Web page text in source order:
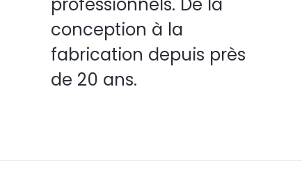
conception à la
fabrication depuis près
de 20 ans.